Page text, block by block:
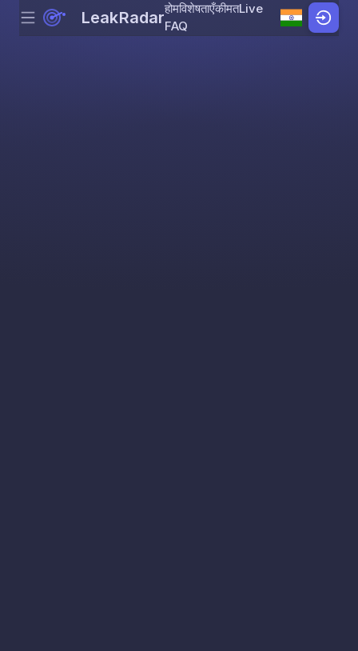
Skip to content
Menu LeakRadarहोमविशेषताएँकीमतLive
FAQ